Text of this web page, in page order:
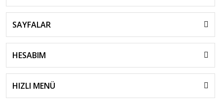
SAYFALAR
HESABIM
HIZLI MENÜ